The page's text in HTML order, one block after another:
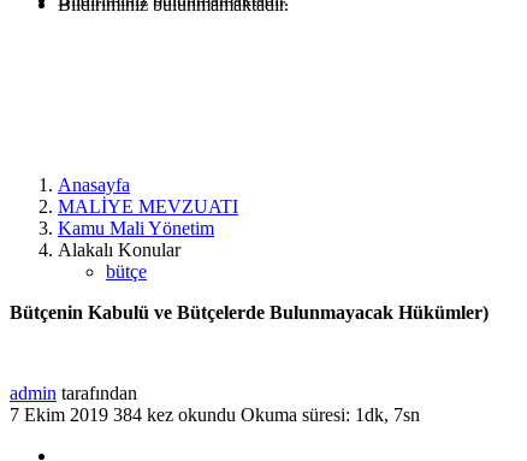
Bildiriminiz bulunmamaktadır.
Anasayfa
MALİYE MEVZUATI
Kamu Mali Yönetim
Alakalı Konular
bütçe
Bütçenin Kabulü ve Bütçelerde Bulunmayacak Hükümler)
admin tarafından
7 Ekim 2019 384 kez okundu Okuma süresi: 1dk, 7sn